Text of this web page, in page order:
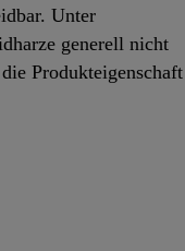
Unter
generell nicht
Produkteigenschaft